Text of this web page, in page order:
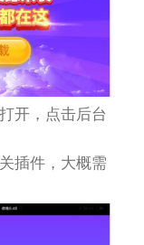
开，点击后台
插件，大概需